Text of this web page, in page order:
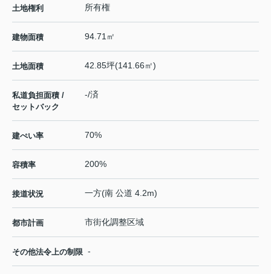
土地権利 所有権
建物面積 94.71㎡
土地面積 42.85坪(141.66㎡)
私道負担面積 /
セットバック
-/済
建ぺい率 70%
容積率 200%
接道状況 一方(南 公道 4.2m)
都市計画 市街化調整区域
その他法令上の制限 -